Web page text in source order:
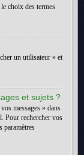
choix des termes
un utilisateur » et
et sujets ?
messages » dans
Pour rechercher vos
paramètres